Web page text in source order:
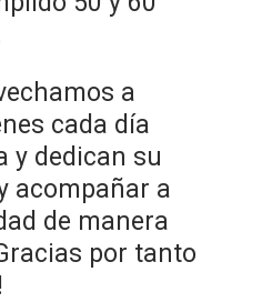
a
cada día
y dedican su
acompañar a
de manera
por tanto